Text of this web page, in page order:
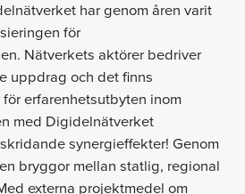
har genom åren varit
för
Nätverkets aktörer bedriver
uppdrag och det finns
erfarenhetsutbyten inom
med Digidelnätverket
synergieffekter! Genom
bryggor mellan statlig, regional
externa projektmedel om